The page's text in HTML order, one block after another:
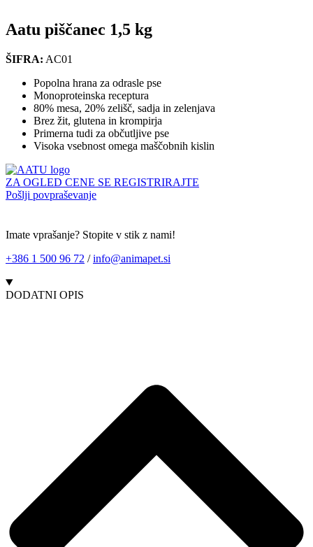
Aatu piščanec 1,5 kg
ŠIFRA: AC01
Popolna hrana za odrasle pse
Monoproteinska receptura
80% mesa, 20% zelišč, sadja in zelenjava
Brez žit, glutena in krompirja
Primerna tudi za občutljive pse
Visoka vsebnost omega maščobnih kislin
ZA OGLED CENE SE REGISTRIRAJTE
Pošlji povpraševanje
Imate vprašanje? Stopite v stik z nami!
+386 1 500 96 72 /info@animapet.si
DODATNI OPIS